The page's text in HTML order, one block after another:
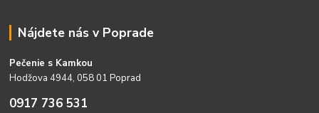
Nájdete nás v Poprade
Pečenie s Kamkou
Hodžova 4944, 058 01 Poprad
0917 736 531